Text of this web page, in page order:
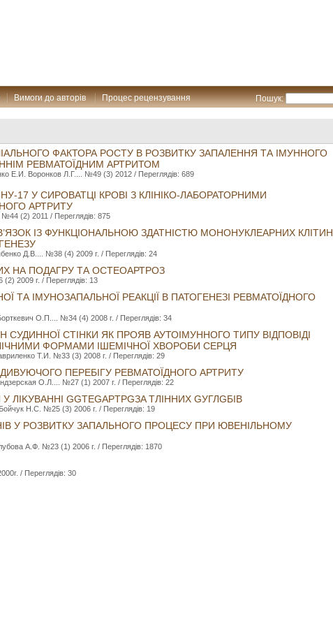
Пошук:
Вимоги до авторів Процес рецензування
ФАКТОРА РОСТУ В РОЗВИТКУ ЗАПАЛЕННЯ ТА ІМУННОГО
РЕВМАТОЇДНИМ АРТРИТОМ
Е.И. Воронков Л.Г.... №49 (3) 2012 / Переглядів: 689
17 У СИРОВАТЦІ КРОВІ З КЛІНІКО-ЛАБОРАТОРНИМИ
АРТРИТУ
(2) 2011 / Переглядів: 875
ІЗ ФУНКЦІОНАЛЬНОЮ ЗДАТНІСТЮ МОНОНУКЛЕАРНИХ КЛІТИН
Д.В.... №38 (4) 2009 г. / Переглядів: 24
НА ПОДАГРУ ТА ОСТЕОАРТРОЗ
2009 г. / Переглядів: 13
ТА ІМУНОЗАПАЛЬНОЇ РЕАКЦІЇ В ПАТОГЕНЕЗІ РЕВМАТОЇДНОГО
О.П.... №34 (4) 2008 г. / Переглядів: 34
СУДИННОЇ СТІНКИ ЯК ПРОЯВ АУТОІМУННОГО ТИПУ ВІДПОВІДІ
ФОРМАМИ ІШЕМІЧНОЇ ХВОРОБИ СЕРЦЯ
Т.И. №33 (3) 2008 г. / Переглядів: 29
ПЕРЕБІГУ РЕВМАТОЇДНОГО АРТРИТУ
О.Л.... №27 (1) 2007 г. / Переглядів: 22
ЛIKУBAHHI GGTEGAPTPGЗA ТЛІННИХ GУГЛGБIB
Н.С. №25 (3) 2006 г. / Переглядів: 19
У РОЗВИТКУ ЗАПАЛЬНОГО ПРОЦЕСУ ПРИ ЮВЕНІЛЬНОМУ
А.Ф. №23 (1) 2006 г. / Переглядів: 1870
/ Переглядів: 30